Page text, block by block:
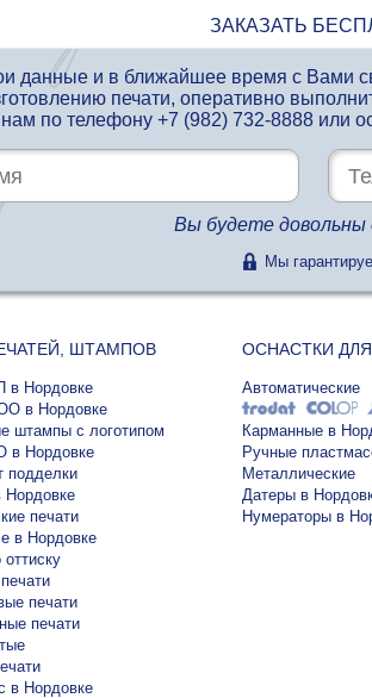
ЗАКАЗАТЬ
данные и в ближайшее время с Вами
печати, оперативно
по телефону +7 (982) 732-8888или
Вы будете довольны
Мы
ШТАМПОВ
в Нордовке
в Нордовке
штампы с логотипом
в Нордовке
подделки
печати
в Нордовке
оттиску
печати
печати
в Нордовке
ОСНАСТКИ
Автоматические
Карманные в
Ручные
Металлические
Датеры в
Нумераторы в